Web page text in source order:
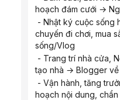
hoạch đám cưới →
chuyến đi chơi, mua
sống/Vlog
tạo nhà → Blogger về
hoạch nội dung,